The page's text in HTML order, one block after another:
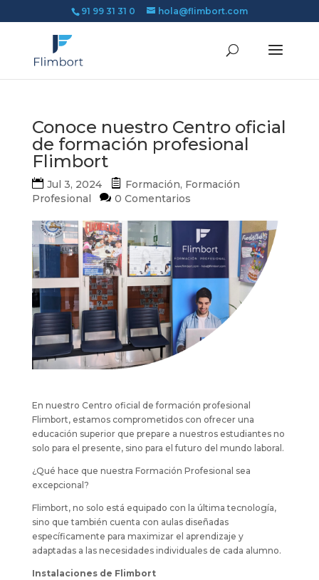
91 99 31 31 0 hola@flimbort.com
Conoce nuestro Centro oficial
de formación profesional
Flimbort
Jul 3, 2024 Formación, Formación
Profesional
0 Comentarios
En nuestro Centro oficial de formación profesional
Flimbort, estamos comprometidos con ofrecer una
educación superior que prepare a nuestros estudiantes no
solo para el presente, sino para el futuro del mundo laboral.
¿Qué hace que nuestra Formación Profesional sea
excepcional?
Flimbort, no solo está equipado con la última tecnología,
sino que también cuenta con aulas diseñadas
específicamente para maximizar el aprendizaje y
adaptadas a las necesidades individuales de cada alumno.
Instalaciones de Flimbort